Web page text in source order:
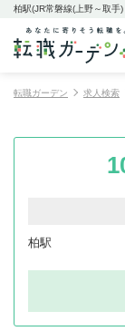
柏駅(JR常磐線(上野～取手
転職ガーデン 求人検索
柏駅